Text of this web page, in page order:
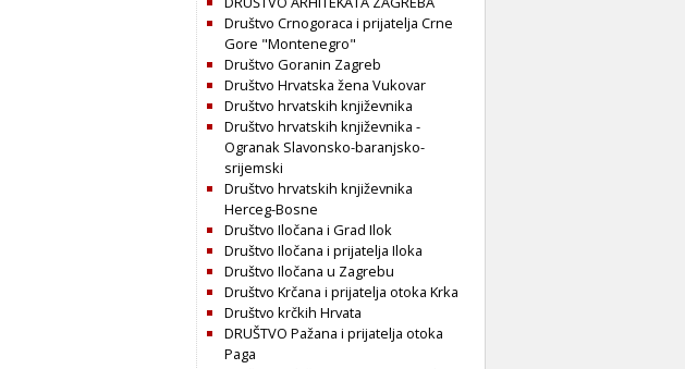
Društvo Crnogoraca i prijatelja Crne
Gore "Montenegro"
Društvo Goranin Zagreb
Društvo Hrvatska žena Vukovar
Društvo hrvatskih književnika
Društvo hrvatskih književnika -
Ogranak Slavonsko-baranjsko-
srijemski
Društvo hrvatskih književnika
Herceg-Bosne
Društvo Iločana i Grad Ilok
Društvo Iločana i prijatelja Iloka
Društvo Iločana u Zagrebu
Društvo Krčana i prijatelja otoka Krka
Društvo krčkih Hrvata
DRUŠTVO Pažana i prijatelja otoka
Paga